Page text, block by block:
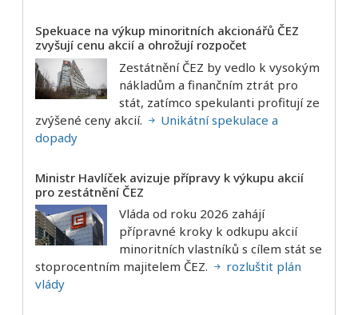
Spekuace na výkup minoritních akcionářů ČEZ
zvyšují cenu akcií a ohrožují rozpočet
Zestátnění ČEZ by vedlo k vysokým
nákladům a finančním ztrát pro
stát, zatímco spekulanti profitují ze
zvýšené ceny akcií.
Unikátní spekulace a
dopady
Ministr Havlíček avizuje přípravy k výkupu akcií
pro zestátnění ČEZ
Vláda od roku 2026 zahájí
přípravné kroky k odkupu akcií
minoritních vlastníků s cílem stát se
stoprocentním majitelem ČEZ.
rozluštit plán
vlády